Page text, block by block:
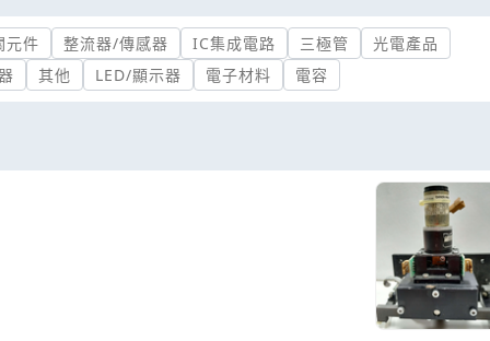
元件 整流器/傳感器 IC集成電路 三極管
光電產品
其他 LED/顯示器 電子材料 電容